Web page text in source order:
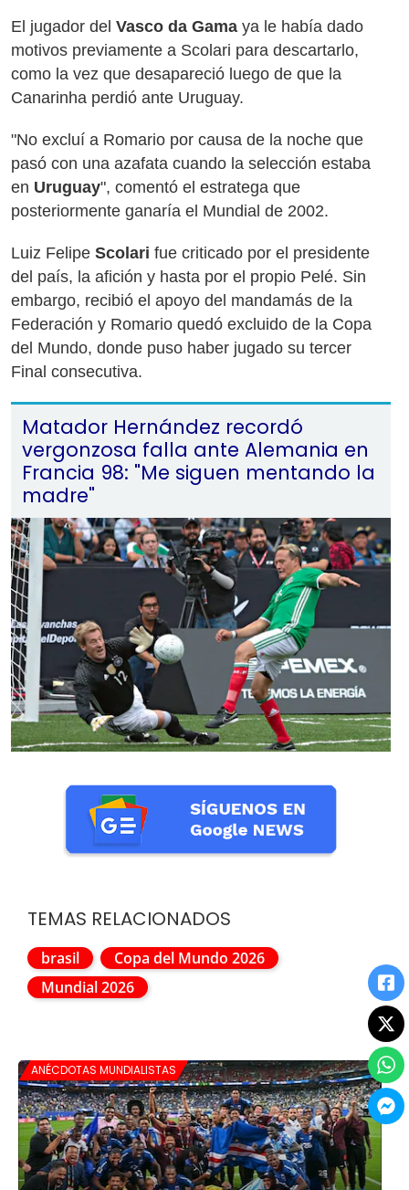
El jugador del Vasco da Gama ya le había dado
motivos previamente a Scolari para descartarlo,
como la vez que desapareció luego de que la
Canarinha perdió ante Uruguay.
"No excluí a Romario por causa de la noche que
pasó con una azafata cuando la selección estaba
en Uruguay", comentó el estratega que
posteriormente ganaría el Mundial de 2002.
Luiz Felipe Scolari fue criticado por el presidente
del país, la afición y hasta por el propio Pelé. Sin
embargo, recibió el apoyo del mandamás de la
Federación y Romario quedó excluido de la Copa
del Mundo, donde puso haber jugado su tercer
Final consecutiva.
Matador Hernández recordó
vergonzosa falla ante Alemania en
Francia 98: "Me siguen mentando la
madre"
TEMAS RELACIONADOS
brasil
Copa del Mundo 2026
Mundial 2026
ANÉCDOTAS MUNDIALISTAS